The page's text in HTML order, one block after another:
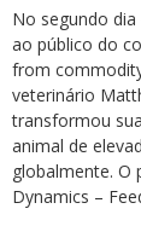
No segundo
ao público do
from
veterinário
transformou
animal de
globalmente. O
Dynamics –